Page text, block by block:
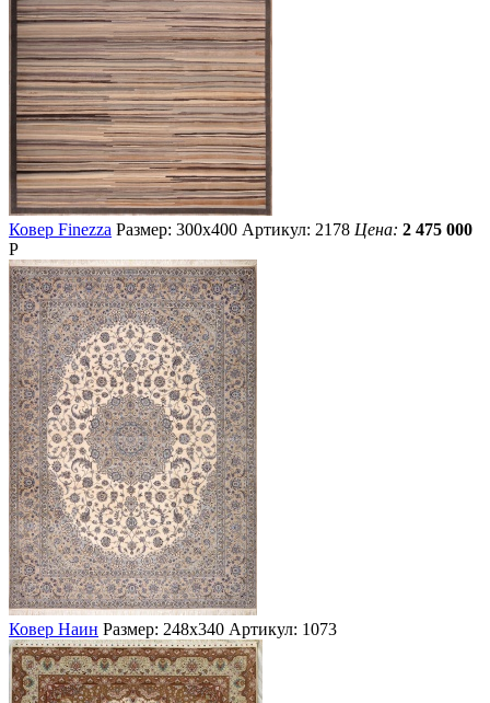
Ковер Finezza Размер: 300х400 Артикул: 2178 Цена: 2 475 000
Р
Ковер Наин Размер: 248х340 Артикул: 1073